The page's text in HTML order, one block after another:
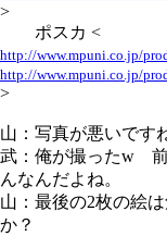
>
ポスカ <
http://www.mpuni.co.jp/
http://www.mpuni.co.jp/
>
山：写真が悪いです
武：俺が撮ったw 前
んなんだよね。
山：最後の2枚の絵
か？